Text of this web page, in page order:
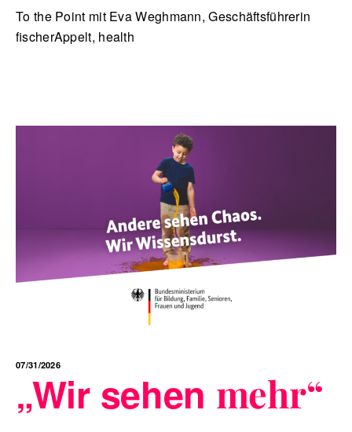
To the Point mit Eva Weghmann, Geschäftsführerin
fischerAppelt, health
07/31/2026
„Wir sehen mehr“